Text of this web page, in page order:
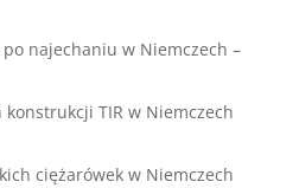
najechaniu w Niemczech –
TIR w Niemczech
ciężarówek w Niemczech